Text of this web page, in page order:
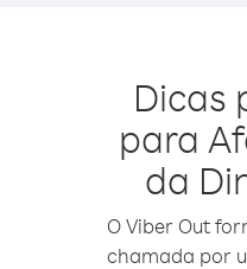
Dicas
para
da
O Viber Out
chamada por